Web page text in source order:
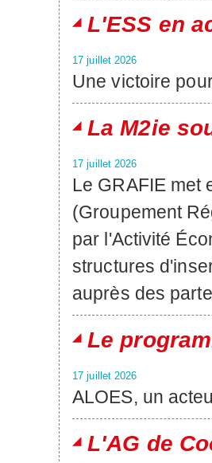
L'ESS en
17 juillet 2026
Une victoire
La M2ie
17 juillet 2026
Le GRAFIE met
(Groupement
par l'Activité
structures
auprès des
Le
17 juillet 2026
ALOES, un
L'AG de